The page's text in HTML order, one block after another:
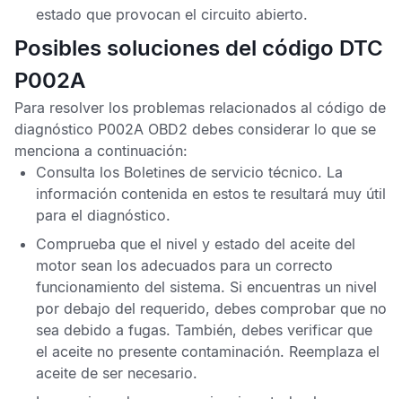
estado que provocan el circuito abierto.
Posibles soluciones del código DTC
P002A
Para resolver los problemas relacionados al código de
diagnóstico P002A OBD2 debes considerar lo que se
menciona a continuación:
Consulta los Boletines de servicio técnico. La
información contenida en estos te resultará muy útil
para el diagnóstico.
Comprueba que el nivel y estado del aceite del
motor sean los adecuados para un correcto
funcionamiento del sistema. Si encuentras un nivel
por debajo del requerido, debes comprobar que no
sea debido a fugas. También, debes verificar que
el aceite no presente contaminación. Reemplaza el
aceite de ser necesario.